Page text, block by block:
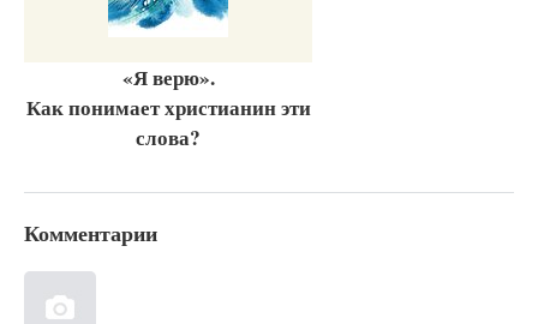
«Я верю».
Как понимает христианин эти
слова?
Комментарии